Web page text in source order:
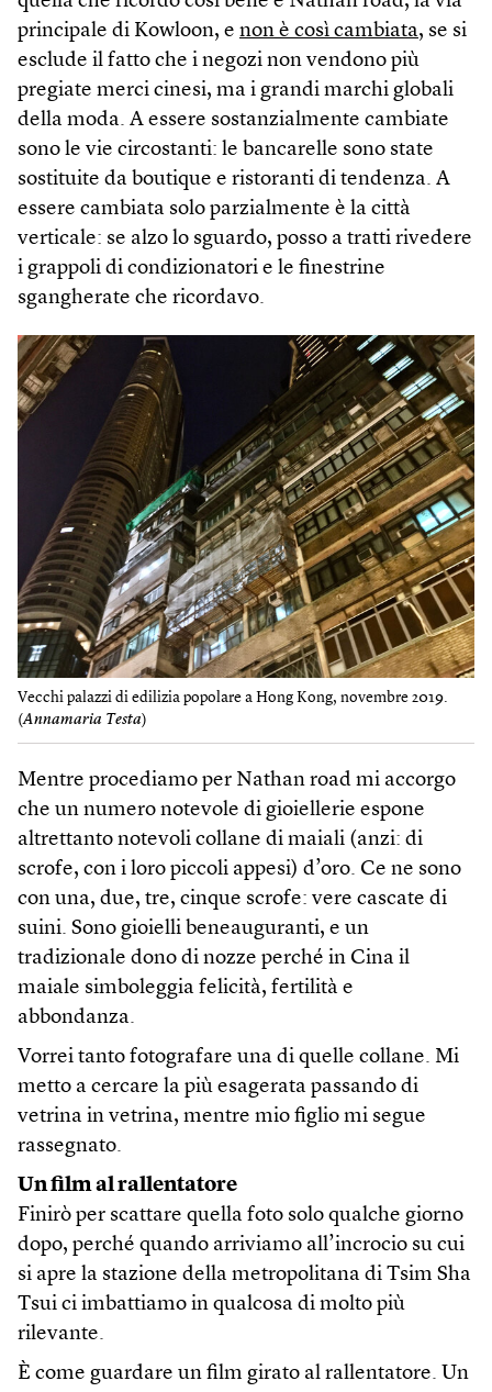
principale di Kowloon, e non è così cambiata, se si
esclude il fatto che i negozi non vendono più
pregiate merci cinesi, ma i grandi marchi globali
della moda. A essere sostanzialmente cambiate
sono le vie circostanti: le bancarelle sono state
sostituite da boutique e ristoranti di tendenza. A
essere cambiata solo parzialmente è la città
verticale: se alzo lo sguardo, posso a tratti rivedere
i grappoli di condizionatori e le finestrine
sgangherate che ricordavo.
Vecchi palazzi di edilizia popolare a Hong Kong, novembre 2019.
(Annamaria Testa)
Mentre procediamo per Nathan road mi accorgo
che un numero notevole di gioiellerie espone
altrettanto notevoli collane di maiali (anzi: di
scrofe, con i loro piccoli appesi) d’oro. Ce ne sono
con una, due, tre, cinque scrofe: vere cascate di
suini. Sono gioielli beneauguranti, e un
tradizionale dono di nozze perché in Cina il
maiale simboleggia felicità, fertilità e
abbondanza.
Vorrei tanto fotografare una di quelle collane. Mi
metto a cercare la più esagerata passando di
vetrina in vetrina, mentre mio figlio mi segue
rassegnato.
Un film al rallentatore
Finirò per scattare quella foto solo qualche giorno
dopo, perché quando arriviamo all’incrocio su cui
si apre la stazione della metropolitana di Tsim Sha
Tsui ci imbattiamo in qualcosa di molto più
rilevante.
È come guardare un film girato al rallentatore. Un